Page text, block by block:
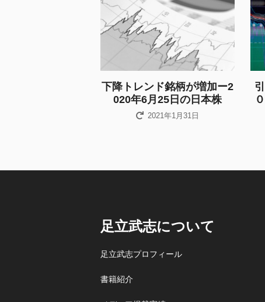
下降トレンド銘柄が増加ー2
020年6月25日の日本株
2021年1月31日
足立武志について
足立武志プロフィール
書籍紹介